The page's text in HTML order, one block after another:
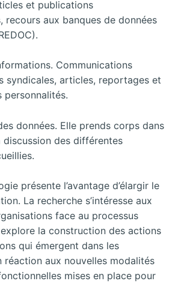
et publications
recours aux banques de données
Communications
syndicales, articles, reportages et
données. Elle prends corps dans
discussion des différentes
présente l’avantage d’élargir le
La recherche s’intéresse aux
face au processus
explore la construction des actions
qui émergent dans les
réaction aux nouvelles modalités
mises en place pour